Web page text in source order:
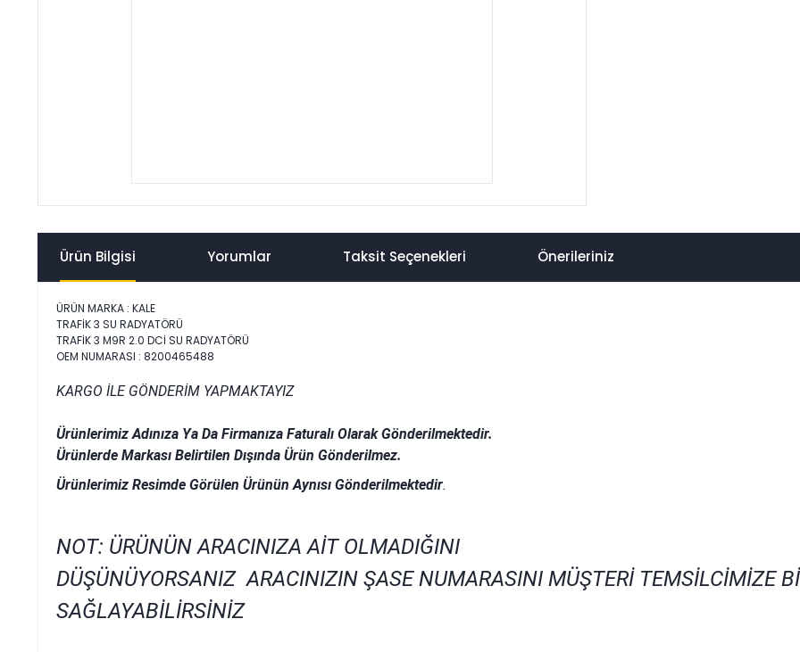
Ürün Bilgisi Yorumlar Taksit Seçenekleri Önerileriniz
ÜRÜN MARKA : KALE
TRAFİK 3 SU RADYATÖRÜ
TRAFİK 3 M9R 2.0 DCİ SU RADYATÖRÜ
OEM NUMARASI : 8200465488
KARGO İLE GÖNDERİM YAPMAKTAYIZ
Ürünlerimiz Adınıza Ya Da Firmanıza Faturalı Olarak Gönderilmektedir.
Ürünlerde Markası Belirtilen Dışında Ürün Gönderilmez.
Ürünlerimiz Resimde Görülen Ürünün Aynısı Gönderilmektedir.
NOT: ÜRÜNÜN ARACINIZA AİT OLMADIĞINI
DÜŞÜNÜYORSANIZ ARACINIZIN ŞASE NUMARASINI MÜŞTERİ TEMSİLCİMİZE
SAĞLAYABİLİRSİNİZ